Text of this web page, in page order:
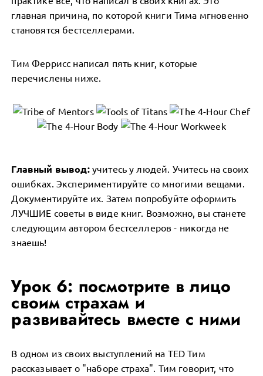
главная причина, по которой книги Тима мгновенно
становятся бестселлерами.
Тим Феррисс написал пять книг, которые
перечислены ниже.
Главный вывод: учитесь у людей. Учитесь на своих
ошибках. Экспериментируйте со многими вещами.
Документируйте их. Затем попробуйте оформить
ЛУЧШИЕ советы в виде книг. Возможно, вы станете
следующим автором бестселлеров - никогда не
знаешь!
Урок 6: посмотрите в лицо
своим страхам и
развивайтесь вместе с ними
В одном из своих выступлений на TED Тим
рассказывает о "наборе страха". Тим говорит, что